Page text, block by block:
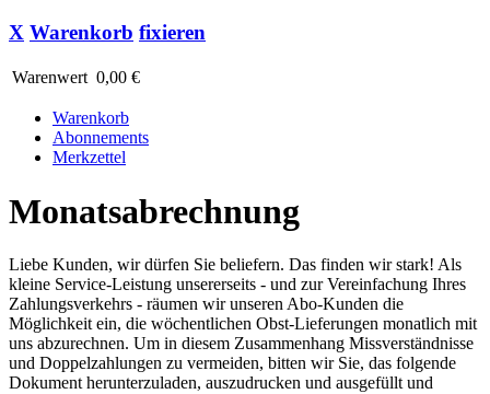
X Warenkorb fixieren
Warenwert 0,00 €
Warenkorb
Abonnements
Merkzettel
Monatsabrechnung
Liebe Kunden, wir dürfen Sie beliefern. Das finden wir stark! Als
kleine Service-Leistung unsererseits - und zur Vereinfachung Ihres
Zahlungsverkehrs - räumen wir unseren Abo-Kunden die
Möglichkeit ein, die wöchentlichen Obst-Lieferungen monatlich mit
uns abzurechnen. Um in diesem Zusammenhang Missverständnisse
und Doppelzahlungen zu vermeiden, bitten wir Sie, das folgende
Dokument herunterzuladen, auszudrucken und ausgefüllt und